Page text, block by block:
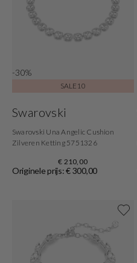
-30%
SALE10
Swarovski
Swarovski Una Angelic Cushion
Zilveren Ketting 5751326
€ 210,00
Originele prijs: € 300,00